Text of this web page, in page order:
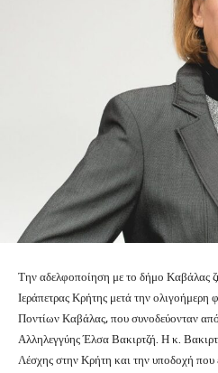
Την αδελφοποίηση με το δήμο Καβάλας
Ιεράπετρας Κρήτης μετά την ολιγοήμερη
Ποντίων Καβάλας, που συνοδεύονταν
Αλληλεγγύης Έλσα Βακιρτζή. Η κ.
Λέσχης στην Κρήτη και την υποδοχή που